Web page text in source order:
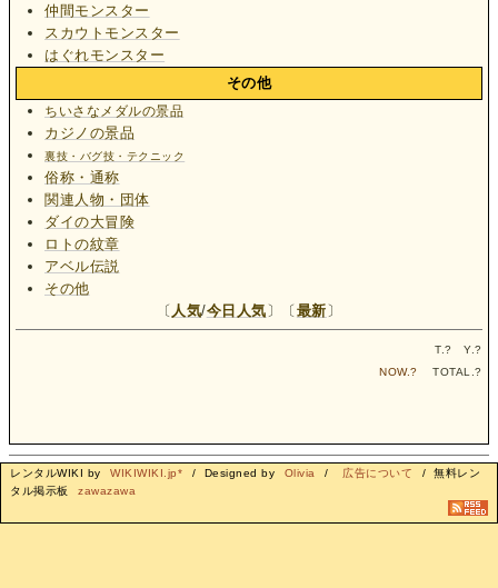
仲間モンスター
スカウトモンスター
はぐれモンスター
その他
ちいさなメダルの景品
カジノの景品
裏技・バグ技・テクニック
俗称・通称
関連人物・団体
ダイの大冒険
ロトの紋章
アベル伝説
その他
〔 人気/今日人気 〕〔 最新 〕
T.? Y.?
NOW.? TOTAL.?
レンタルWIKI by WIKIWIKI.jp* / Designed by Olivia / 広告について
/ 無料レン
タル掲示板
zawazawa